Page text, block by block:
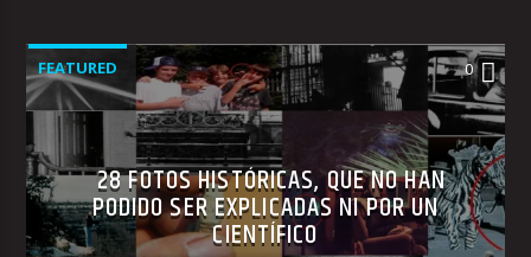
FEATURED 0
28 FOTOS HISTÓRICAS, QUE NO HAN
PODIDO SER EXPLICADAS NI POR UN
CIENTÍFICO